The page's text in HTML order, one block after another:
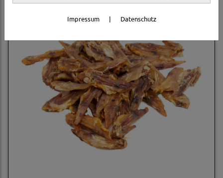
Impressum | Datenschutz